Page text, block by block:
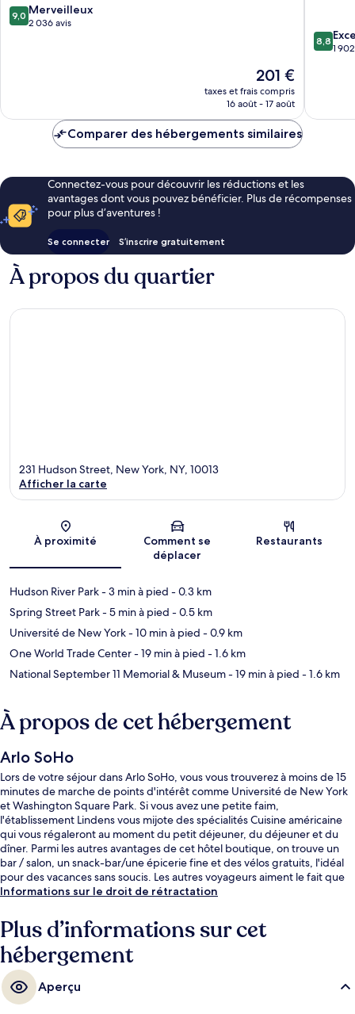
9.0
sur
9,0 Merveilleux
2 036 avis
Le
nouveau
prix
de
201 €
taxes et frais compris
16 août - 17 août
8.8
sur
8,8
1
Comparer des hébergements similaires
Connectez-vous pour découvrir les réductions et les
avantages dont vous pouvez bénéficier. Plus de récompenses
pour plus d’aventures !
Se connecter S’inscrire gratuitement
À propos du quartier
Carte
231 Hudson Street, New York, NY, 10013
Afficher la carte
À proximité
Comment se
déplacer
Restaurants
Hudson River Park- 3 min à pied - 0.3 km
Spring Street Park- 5 min à pied - 0.5 km
Université de New York- 10 min à pied - 0.9 km
One World Trade Center- 19 min à pied - 1.6 km
National September 11 Memorial & Museum- 19 min à pied - 1.6 km
À propos de cet hébergement
Arlo SoHo
Lors de votre séjour dans Arlo SoHo, vous vous trouverez à moins de 15
minutes de marche de points d'intérêt comme Université de New York
et Washington Square Park. Si vous avez une petite faim,
l'établissement Lindens vous mijote des spécialités Cuisine américaine
qui vous régaleront au moment du petit déjeuner, du déjeuner et du
dîner. Parmi les autres avantages de cet hôtel boutique, on trouve un
bar / salon, un snack-bar/une épicerie fine et des vélos gratuits, l'idéal
pour des vacances sans soucis. Les autres voyageurs aiment le fait que
les transports publics se trouvent à une courte distance de marche :
Station de métro Canal Street (W. Broadway), à 5 minutes.
Informations sur le droit de rétractation
Plus d’informations sur cet
hébergement
Aperçu